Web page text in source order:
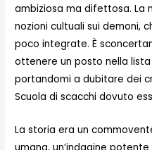
ambiziosa ma difettosa. La
nozioni cultuali sui demoni,
poco integrate. È
ottenere un posto nella lista
portandomi a dubitare dei
Scuola di scacchi dovuto
La storia era un